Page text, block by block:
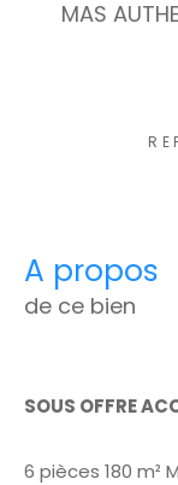
MAS
a propos
de ce bien
SOUS OFFRE
6 pièces 180 m²